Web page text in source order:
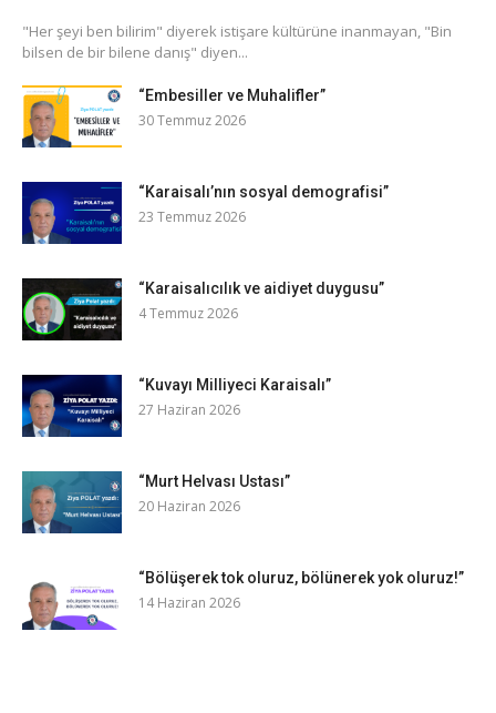
​"Her şeyi ben bilirim" diyerek istişare kültürüne inanmayan, "Bin
bilsen de bir bilene danış" diyen...
“Embesiller ve Muhalifler”
30 Temmuz 2026
“Karaisalı’nın sosyal demografisi”
23 Temmuz 2026
“Karaisalıcılık ve aidiyet duygusu”
4 Temmuz 2026
“Kuvayı Milliyeci Karaisalı”
27 Haziran 2026
“Murt Helvası Ustası”
20 Haziran 2026
“Bölüşerek tok oluruz, bölünerek yok oluruz!”
14 Haziran 2026